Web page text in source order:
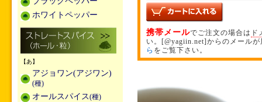
携帯メールでご注文の場合は ド
い。[@yagiin.net]からのメール
ら をご覧下さい。
ホワイトペッパー
【あ】
アジョワン(アジワン)
(種)
オールスパイス(種)